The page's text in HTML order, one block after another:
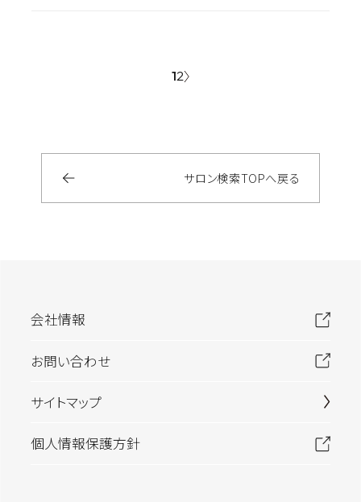
12
サロン検索TOPへ戻る
会社情報
お問い合わせ
サイトマップ
個人情報保護方針